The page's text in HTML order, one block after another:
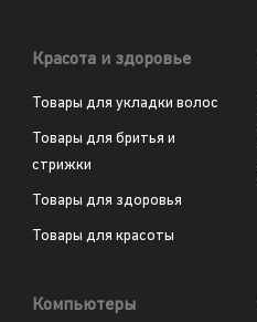
Красота и здоровье
Товары для укладки волос
Товары для бритья и
стрижки
Товары для здоровья
Товары для красоты
Компьютеры